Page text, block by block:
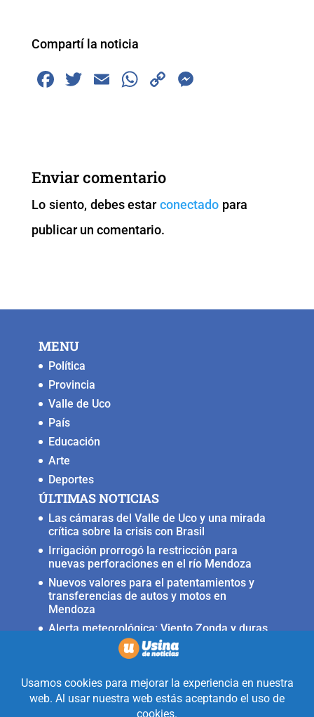
Compartí la noticia
F
b
o
o
k
T
E
W
A
p
p
C
k
er
Enviar comentario
Lo siento, debes estarconectado para
publicar un comentario.
MENU
Política
Provincia
Valle de Uco
País
Educación
Arte
Deportes
ÚLTIMAS NOTICIAS
Las cámaras del Valle de Uco y una mirada
crítica sobre la crisis con Brasil
Irrigación prorrogó la restricción para
nuevas perforaciones en el río Mendoza
Nuevos valores para el patentamientos y
transferencias de autos y motos en
Mendoza
Alerta meteorológica: Viento Zonda y duras
condiciones en alta montaña
Fuerte terremoto muy cerca del Valle de
Realizado con la mirada equidistante de
alguien a quién solo le interesa